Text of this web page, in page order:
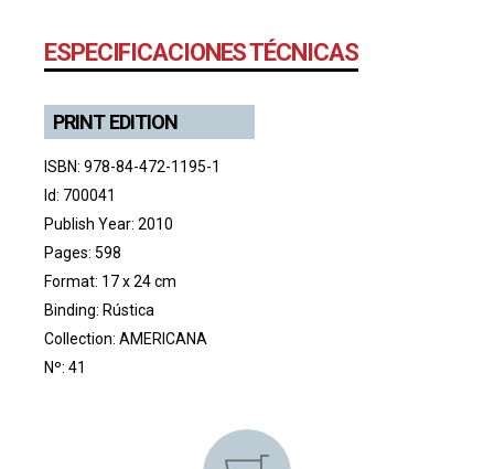
ESPECIFICACIONES TÉCNICAS
PRINT EDITION
ISBN: 978-84-472-1195-1
Id: 700041
Publish Year: 2010
Pages: 598
Format: 17 x 24 cm
Binding: Rústica
Collection: AMERICANA
Nº: 41